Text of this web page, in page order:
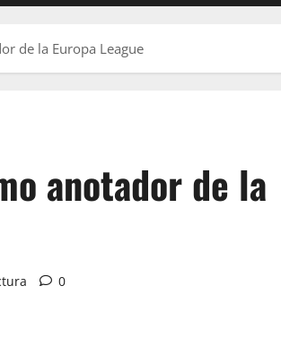
de la Europa League
anotador de la
0